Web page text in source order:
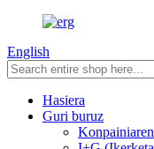
English
Hasiera
Guri buruz